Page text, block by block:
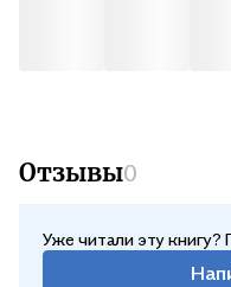
Отзывы0
Уже читали эту